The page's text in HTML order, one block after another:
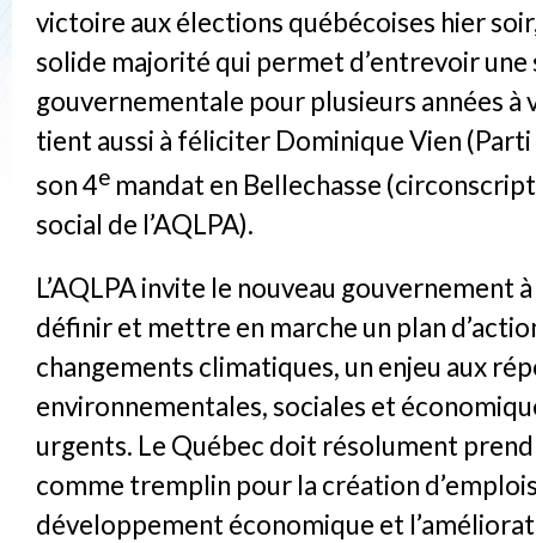
victoire aux élections québécoises hier
solide majorité qui permet d’entrevoir
gouvernementale pour plusieurs années à
tient aussi à féliciter Dominique Vien
son 4e mandat en Bellechasse
social de l’AQLPA).
L’AQLPA invite le nouveau gouvernement
définir et mettre en marche un plan
changements climatiques, un enjeu aux
environnementales, sociales et
urgents. Le Québec doit résolument
comme tremplin pour la création
développement économique et